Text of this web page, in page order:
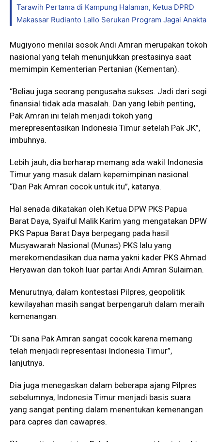
Tarawih Pertama di Kampung Halaman, Ketua DPRD
Makassar Rudianto Lallo Serukan Program Jagai Anakta
Mugiyono menilai sosok Andi Amran merupakan tokoh
nasional yang telah menunjukkan prestasinya saat
memimpin Kementerian Pertanian (Kementan).
“Beliau juga seorang pengusaha sukses. Jadi dari segi
finansial tidak ada masalah. Dan yang lebih penting,
Pak Amran ini telah menjadi tokoh yang
merepresentasikan Indonesia Timur setelah Pak JK”,
imbuhnya.
Lebih jauh, dia berharap memang ada wakil Indonesia
Timur yang masuk dalam kepemimpinan nasional.
“Dan Pak Amran cocok untuk itu”, katanya.
Hal senada dikatakan oleh Ketua DPW PKS Papua
Barat Daya, Syaiful Malik Karim yang mengatakan DPW
PKS Papua Barat Daya berpegang pada hasil
Musyawarah Nasional (Munas) PKS lalu yang
merekomendasikan dua nama yakni kader PKS Ahmad
Heryawan dan tokoh luar partai Andi Amran Sulaiman.
Menurutnya, dalam kontestasi Pilpres, geopolitik
kewilayahan masih sangat berpengaruh dalam meraih
kemenangan.
“Di sana Pak Amran sangat cocok karena memang
telah menjadi representasi Indonesia Timur”,
lanjutnya.
Dia juga menegaskan dalam beberapa ajang Pilpres
sebelumnya, Indonesia Timur menjadi basis suara
yang sangat penting dalam menentukan kemenangan
para capres dan cawapres.